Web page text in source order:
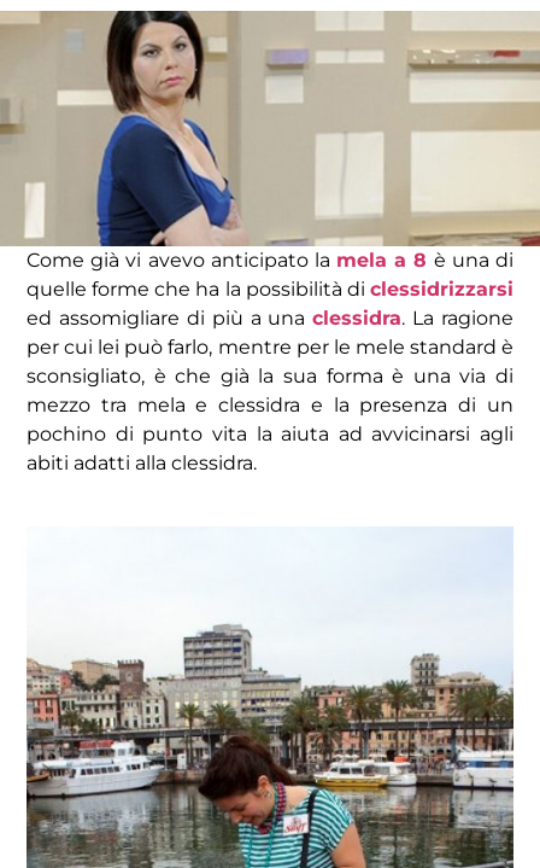
Come già vi avevo anticipato la mela a 8 è una di
quelle forme che ha la possibilità di clessidrizzarsi
ed assomigliare di più a unaclessidra. La ragione
per cui lei può farlo, mentre per le mele standard è
sconsigliato, è che già la sua forma è una via di
mezzo tra mela e clessidra e la presenza di un
pochino di punto vita la aiuta ad avvicinarsi agli
abiti adatti alla clessidra.